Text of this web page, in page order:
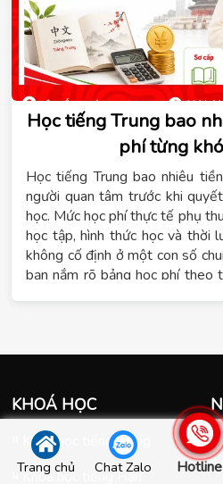
Học tiếng Trung bao
phí từng
Học tiếng Trung bao nhiêu
người quan tâm trước khi
học. Mức học phí thực tế phụ
học tập, hình thức học và thời
không cố định ở một con số
bạn nắm rõ bảng học phí theo
KHOÁ HỌC
Khóa học tiếng Trung
Khóa học tiếng Hàn
Trang chủ Chat Zalo Hotline